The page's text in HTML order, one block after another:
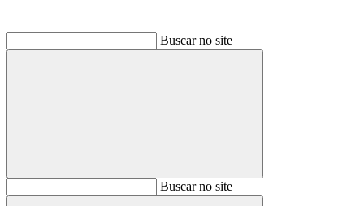
Buscar no site
BuscarBuscar no site